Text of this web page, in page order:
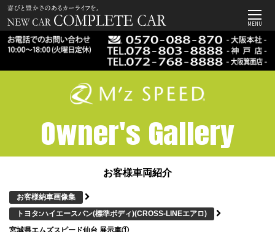
MENU
Owner's Gallery
お客様車両紹介
お客様納車画像集
トヨタ:ハイエースバン(標準ボディ)(CROSS-LINEエアロ)
宮城県エムズスピード仙台 展示車①